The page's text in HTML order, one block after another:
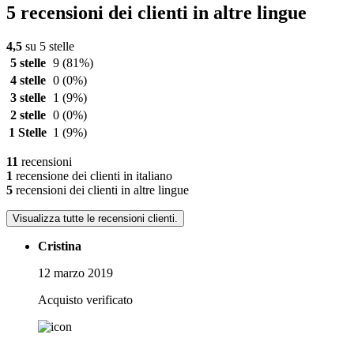
5 recensioni dei clienti in altre lingue
4,5 su 5 stelle
5 stelle 9 (81%)
4 stelle 0 (0%)
3 stelle
1 (9%)
2 stelle 0 (0%)
1 Stelle 1 (9%)
11 recensioni
1 recensione dei clienti in italiano
5 recensioni dei clienti in altre lingue
Visualizza tutte le recensioni clienti.
Cristina
12 marzo 2019
Acquisto verificato